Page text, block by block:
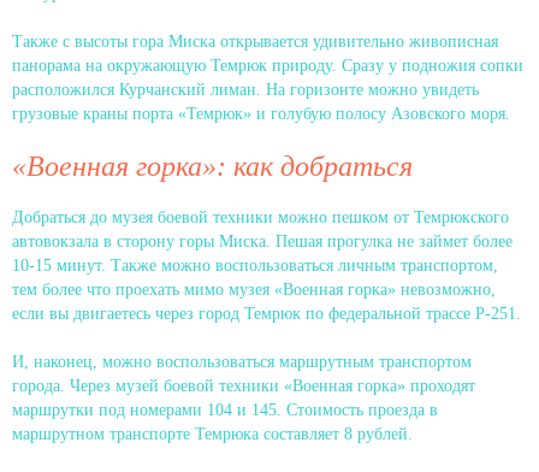
Также с высоты гора Миска открывается удивительно живописная
панорама на окружающую Темрюк природу. Сразу у подножия сопки
расположился Курчанский лиман. На горизонте можно увидеть
грузовые краны порта «Темрюк» и голубую полосу Азовского моря.
«Военная горка»: как добраться
Добраться до музея боевой техники можно пешком от Темрюкского
автовокзала в сторону горы Миска. Пешая прогулка не займет более
10-15 минут. Также можно воспользоваться личным транспортом,
тем более что проехать мимо музея «Военная горка» невозможно,
если вы двигаетесь через город Темрюк по федеральной трассе Р-251.
И, наконец, можно воспользоваться маршрутным транспортом
города. Через музей боевой техники «Военная горка» проходят
маршрутки под номерами 104 и 145. Стоимость проезда в
маршрутном транспорте Темрюка составляет 8 рублей.